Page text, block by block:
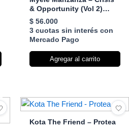
& Opportunity (Vol 2)
(Peaks)
$56.000
3 cuotas sin interés con
Mercado Pago
Agregar al carrito
Kota The Friend – Protea